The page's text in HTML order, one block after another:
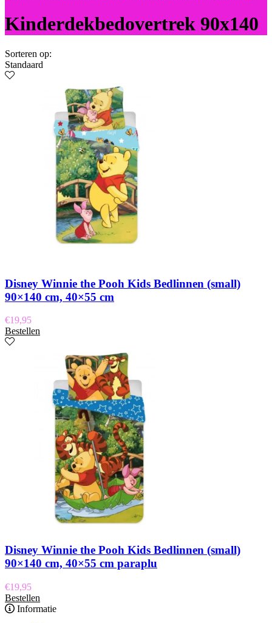
Kinderdekbedovertrek 90x140
Sorteren op:
Standaard
Disney Winnie the Pooh Kids Bedlinnen (small)
90×140 cm, 40×55 cm
€19,95
Bestellen
Disney Winnie the Pooh Kids Bedlinnen (small)
90×140 cm, 40×55 cm paraplu
€19,95
Bestellen
Informatie